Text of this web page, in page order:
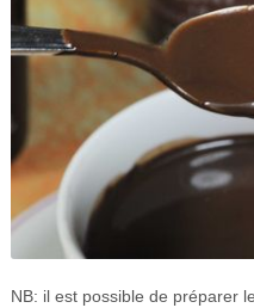
NB: il est possible de préparer